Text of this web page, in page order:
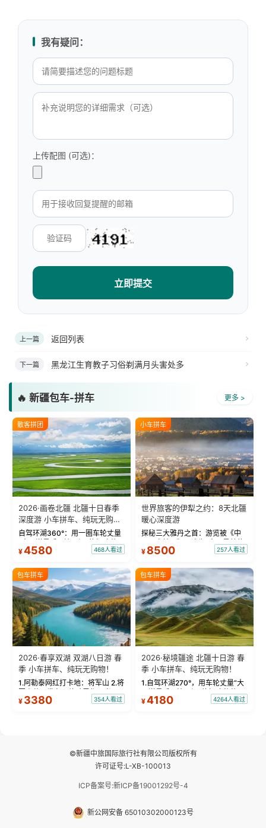
我有疑问：
上传配图 (可选)：
立即提交
上一篇 返回列表
下一篇 黑龙江生育教子习俗剃满月头害处多
🔥 新疆包车-拼车 更多 >
散客拼团
2026·画卷北疆 北疆十日春季
深度游 小车拼车、纯玩无购
物！
自驾环湖360°：用一圈车轮丈量
“大西洋最后一滴眼泪”的极致蔚
蓝。 赛湖旅拍：甄选多款风格服
绝美瞬间。 赛湖坦克300跟车视
频：专业摄影师...
¥4580 468人看过
小车拼车
世界旅客的伊犁之约：8天北疆
暖心深度游
探秘三大雅丹之首：游览被《中
国国家地理》评选为“中国最美的
三大雅丹”第一名的克拉玛依魔鬼
瓦人最大村落——禾木村，欣赏
晨雾与小木...
¥ 8500 257人看过
包车拼车
2026·春享双湖 双湖八日游 春
季 小车拼车、纯玩无购物！
1.阿勒泰网红打卡地：将军山 2.将
军山落日缆车，体验雪都风光 3.
将军山，夕阳派对，蹦迪party 4.
¥ 3380 354人看过
包车拼车
2026·秘境疆途 北疆十日游 春
季 小车拼车、纯玩无购物！
1.自驾环湖270°，用车轮丈量“大
西洋最后一滴眼泪”的极致蔚蓝，
让雪山、花海与深邃湖水在转弯
¥4180 4264人看过
©新疆中旅国际旅行社有限公司版权所有
许可证号:L-XB-100013
ICP备案号:新ICP备19001292号-4
新公网安备 65010302000123号